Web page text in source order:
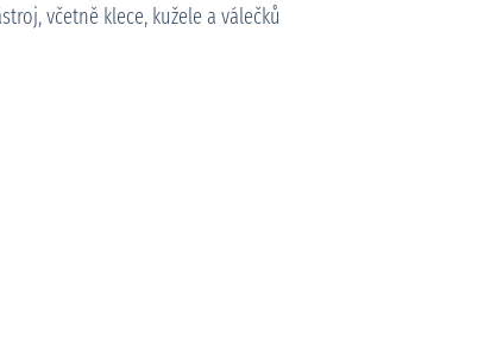
včetně klece, kužele a válečků